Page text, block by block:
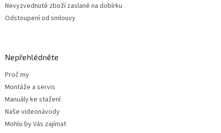
Nevyzvednuté zboží zaslané na dobírku
Odstoupení od smlouvy
Nepřehlédněte
Proč my
Montáže a servis
Manuály ke stažení
Naše videonávody
Mohlo by Vás zajímat